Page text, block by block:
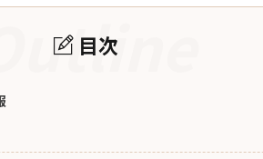
目次
Outline